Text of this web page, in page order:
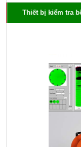
Thiết bị kiểm tra